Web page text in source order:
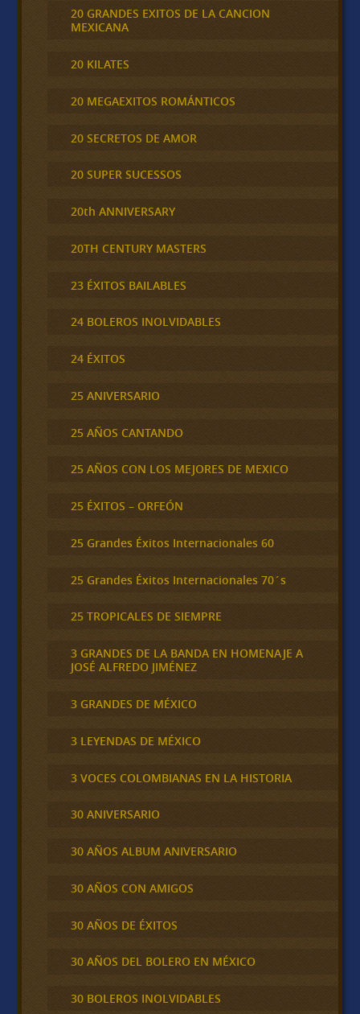
20 GRANDES EXITOS DE LA CANCION
MEXICANA
20 KILATES
20 MEGAEXITOS ROMÁNTICOS
20 SECRETOS DE AMOR
20 SUPER SUCESSOS
20th ANNIVERSARY
20TH CENTURY MASTERS
23 ÉXITOS BAILABLES
24 BOLEROS INOLVIDABLES
24 ÉXITOS
25 ANIVERSARIO
25 AÑOS CANTANDO
25 AÑOS CON LOS MEJORES DE MEXICO
25 ÉXITOS – ORFEÓN
25 Grandes Éxitos Internacionales 60
25 Grandes Éxitos Internacionales 70´s
25 TROPICALES DE SIEMPRE
3 GRANDES DE LA BANDA EN HOMENAJE A
JOSÉ ALFREDO JIMÉNEZ
3 GRANDES DE MÉXICO
3 LEYENDAS DE MÉXICO
3 VOCES COLOMBIANAS EN LA HISTORIA
30 ANIVERSARIO
30 AÑOS ALBUM ANIVERSARIO
30 AÑOS CON AMIGOS
30 AÑOS DE ÉXITOS
30 AÑOS DEL BOLERO EN MÉXICO
30 BOLEROS INOLVIDABLES